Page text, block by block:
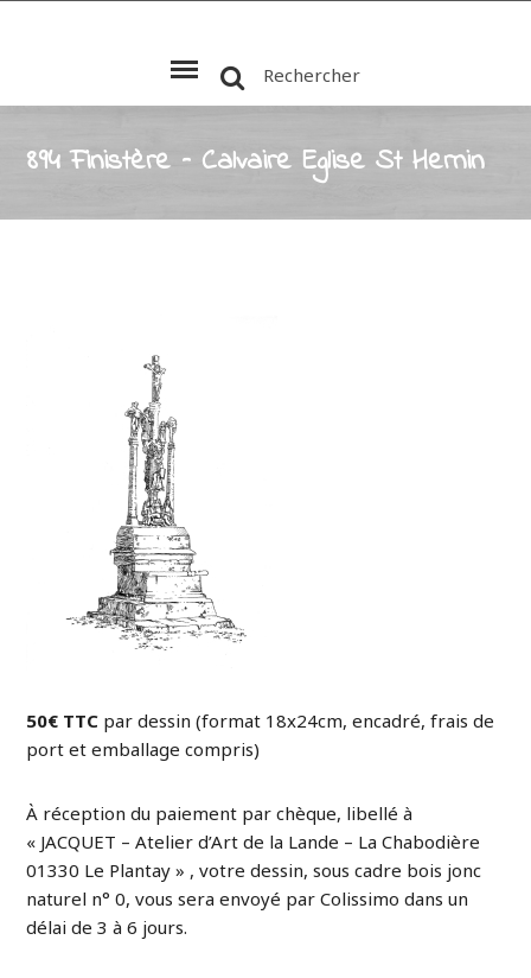
Rechercher
894 Finistère – Calvaire Eglise St Hernin
50€ TTC par dessin (format 18x24cm, encadré, frais de
port et emballage compris)
À réception du paiement par chèque, libellé à
« JACQUET – Atelier d’Art de la Lande – La Chabodière
01330 Le Plantay » , votre dessin, sous cadre bois jonc
naturel n° 0, vous sera envoyé par Colissimo dans un
délai de 3 à 6 jours.